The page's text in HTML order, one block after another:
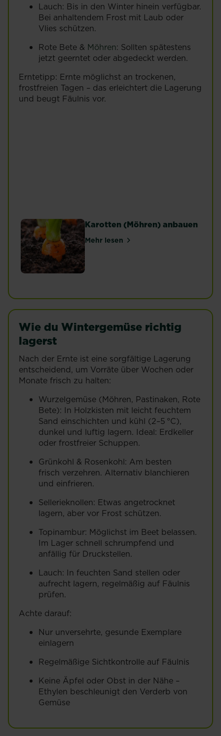
Lauch: Bis in den Winter hinein verfügbar.
Bei anhaltendem Frost mit Laub oder
Vlies schützen.
Rote Bete & Möhren: Sollten spätestens
jetzt geerntet oder abgedeckt werden.
Erntetipp: Ernte möglichst an trockenen,
frostfreien Tagen – das erleichtert die Lagerung
und beugt Fäulnis vor.
Karotten (Möhren) anbauen
Mehr lesenüber Karotten (Möhren)
Wie du Wintergemüse richtig
lagerst
Nach der Ernte ist eine sorgfältige Lagerung
entscheidend, um Vorräte über Wochen oder
Monate frisch zu halten:
Wurzelgemüse (Möhren, Pastinaken, Rote
Bete): In Holzkisten mit leicht feuchtem
Sand einschichten und kühl (2–5 °C),
dunkel und luftig lagern. Ideal: Erdkeller
oder frostfreier Schuppen.
Grünkohl & Rosenkohl: Am besten
frisch verzehren. Alternativ blanchieren
und einfrieren.
Sellerieknollen: Etwas angetrocknet
lagern, aber vor Frost schützen.
Topinambur: Möglichst im Beet belassen.
Im Lager schnell schrumpfend und
anfällig für Druckstellen.
Lauch: In feuchten Sand stellen oder
aufrecht lagern, regelmäßig auf Fäulnis
prüfen.
Achte darauf:
Nur unversehrte, gesunde Exemplare
einlagern
Regelmäßige Sichtkontrolle auf Fäulnis
Keine Äpfel oder Obst in der Nähe –
Ethylen beschleunigt den Verderb von
Gemüse